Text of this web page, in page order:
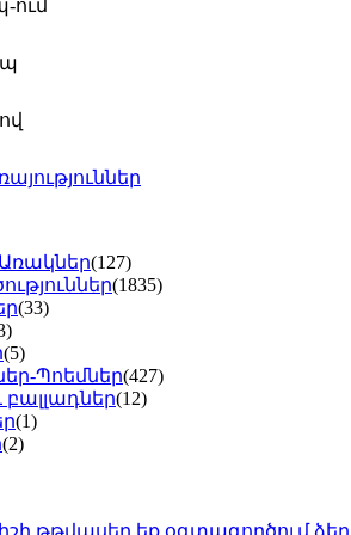
ում
(127)
(1835)
(33)
(5)
Պոեմներ(427)
բալլադներ(12)
(1)
(2)
թթվասեր եք օգտագործում